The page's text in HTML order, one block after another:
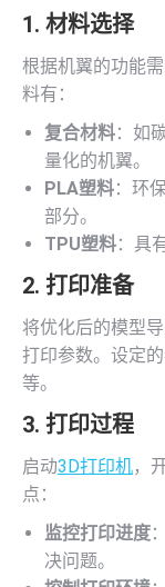
1. 材料选择
根据机翼的功能
料有：
复合材料：如
量化的机翼。
PLA塑料：环
部分。
TPU塑料：具
2. 打印准备
将优化后的模型
打印参数。设定
等。
3. 打印过程
启动3D打印机，
点：
监控打印进度
决问题。